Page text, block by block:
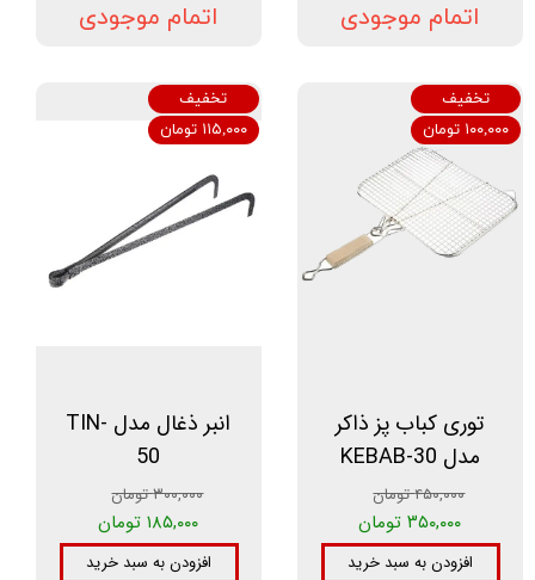
اتمام موجودی
اتمام موجودی
توری کباب پز ذاکر
مدل KEBAB-30
۴۵۰,۰۰۰ تومان
۳۵۰,۰۰۰ تومان
افزودن به سبد خرید
تخفیف
۱۰۰,۰۰۰ تومان
انبر ذغال مدل TIN-
50
۳۰۰,۰۰۰ تومان
۱۸۵,۰۰۰ تومان
افزودن به سبد خرید
تخفیف
۱۱۵,۰۰۰ تومان